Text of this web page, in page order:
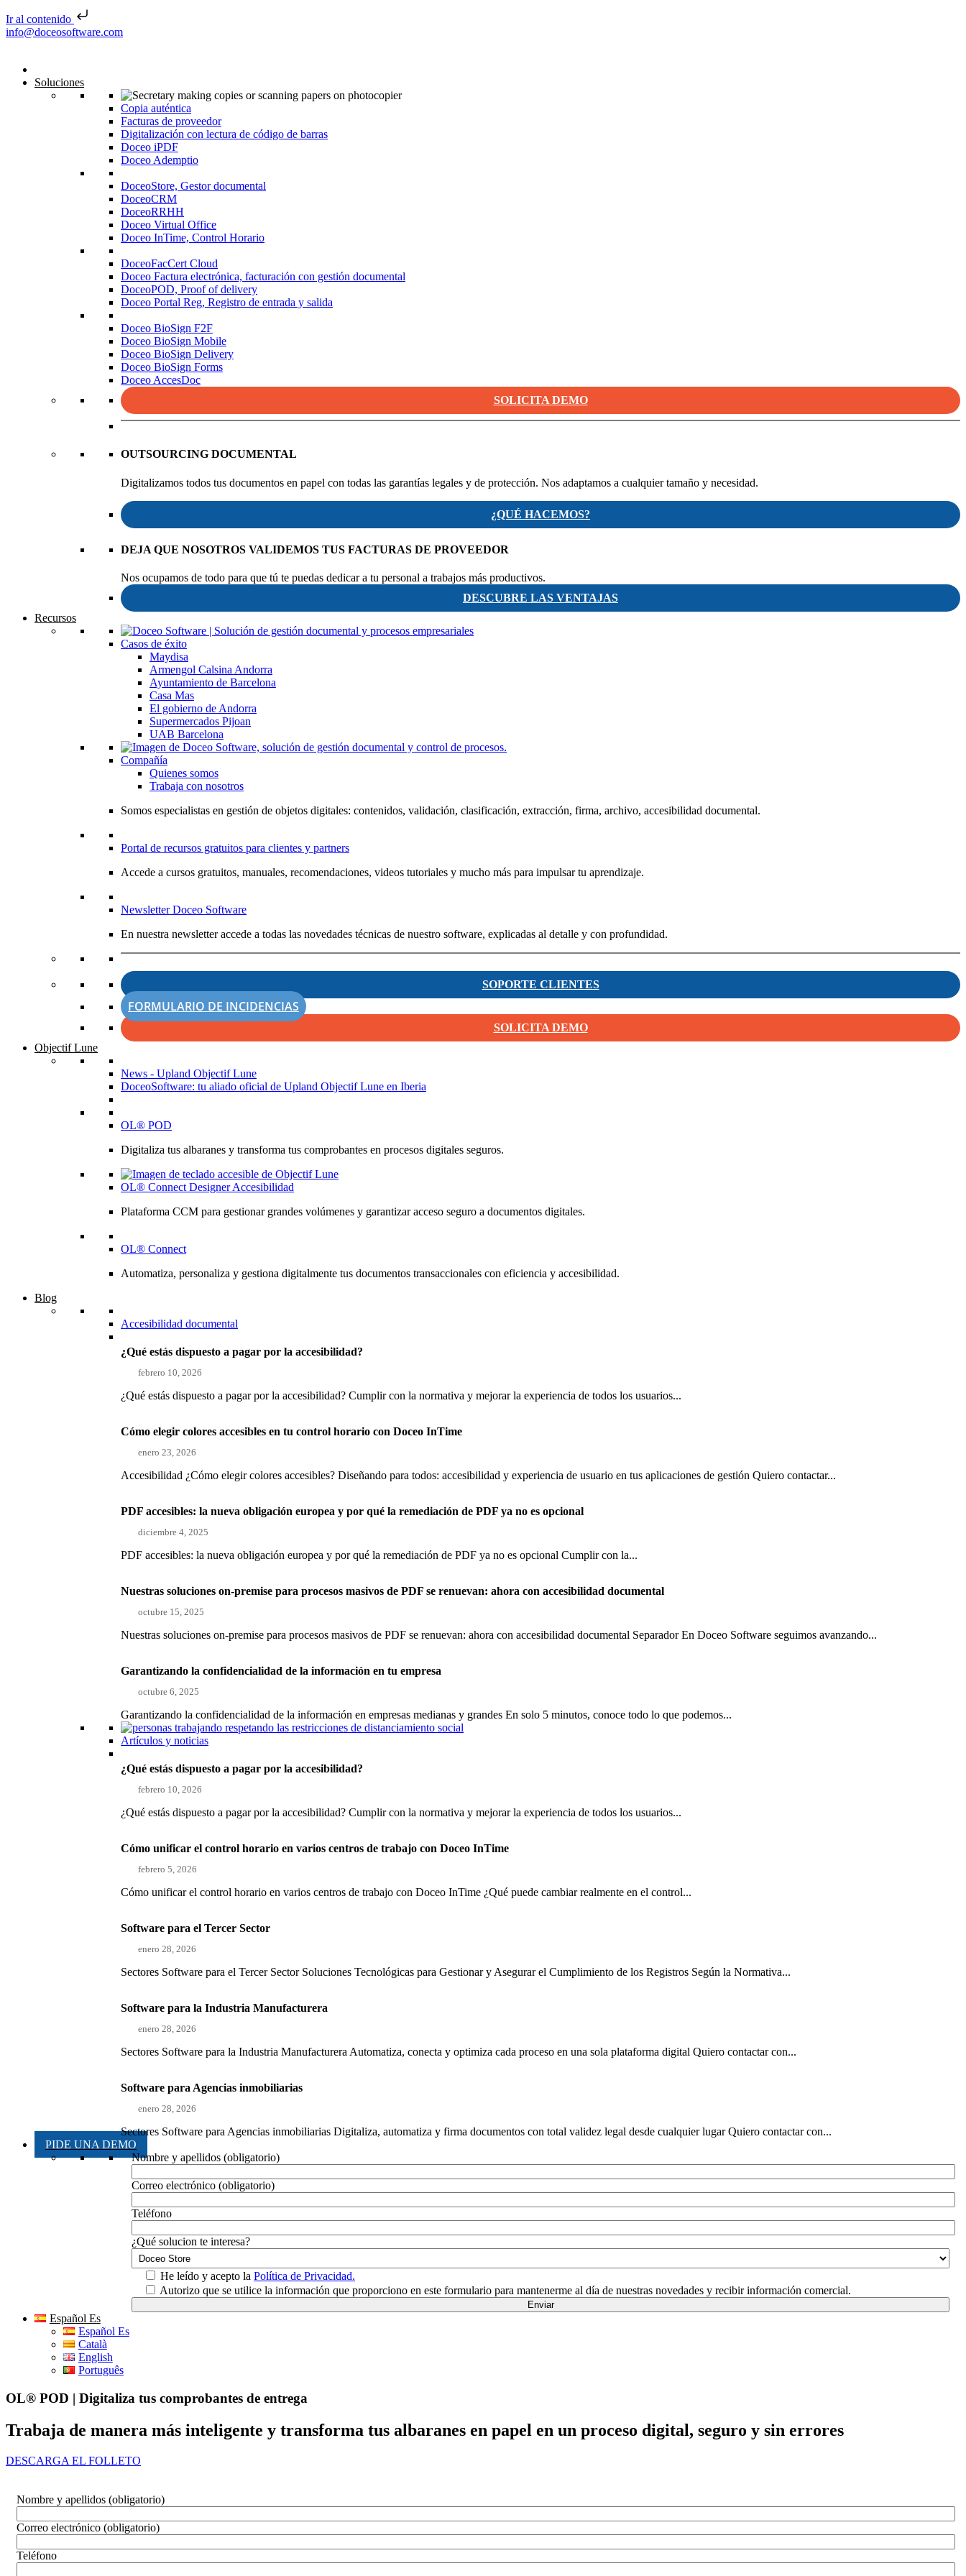
Ir al contenido
Saltar al contenido
info@doceosoftware.com
Soluciones
Copia auténtica
Facturas de proveedor
Digitalización con lectura de código de barras
Doceo iPDF
Doceo Ademptio
DoceoStore, Gestor documental
DoceoCRM
DoceoRRHH
Doceo Virtual Office
Doceo InTime, Control Horario
DoceoFacCert Cloud
Doceo Factura electrónica, facturación con gestión documental
DoceoPOD, Proof of delivery
Doceo Portal Reg, Registro de entrada y salida
Doceo BioSign F2F
Doceo BioSign Mobile
Doceo BioSign Delivery
Doceo BioSign Forms
Doceo AccesDoc
SOLICITA DEMO
OUTSOURCING DOCUMENTAL
Digitalizamos todos tus documentos en papel con todas las garantías legales y de protección. Nos adaptamos a cualquier tamaño y necesidad.
¿QUÉ HACEMOS?
DEJA QUE NOSOTROS VALIDEMOS TUS FACTURAS DE PROVEEDOR
Nos ocupamos de todo para que tú te puedas dedicar a tu personal a trabajos más productivos.
DESCUBRE LAS VENTAJAS
Recursos
Casos de éxito
Maydisa
Armengol Calsina Andorra
Ayuntamiento de Barcelona
Casa Mas
El gobierno de Andorra
Supermercados Pijoan
UAB Barcelona
Compañía
Quienes somos
Trabaja con nosotros
Somos especialistas en gestión de objetos digitales: contenidos, validación, clasificación, extracción, firma, archivo, accesibilidad documental.
Portal de recursos gratuitos para clientes y partners
Accede a cursos gratuitos, manuales, recomendaciones, videos tutoriales y mucho más para impulsar tu aprendizaje.
Newsletter Doceo Software
En nuestra newsletter accede a todas las novedades técnicas de nuestro software, explicadas al detalle y con profundidad.
SOPORTE CLIENTES
FORMULARIO DE INCIDENCIAS
SOLICITA DEMO
Objectif Lune
News - Upland Objectif Lune
DoceoSoftware: tu aliado oficial de Upland Objectif Lune en Iberia
OL® POD
Digitaliza tus albaranes y transforma tus comprobantes en procesos digitales seguros.
OL® Connect Designer Accesibilidad
Plataforma CCM para gestionar grandes volúmenes y garantizar acceso seguro a documentos digitales.
OL® Connect
Automatiza, personaliza y gestiona digitalmente tus documentos transaccionales con eficiencia y accesibilidad.
Blog
Accesibilidad documental
¿Qué estás dispuesto a pagar por la accesibilidad?
febrero 10, 2026
¿Qué estás dispuesto a pagar por la accesibilidad? Cumplir con la normativa y mejorar la experiencia de todos los usuarios...
Cómo elegir colores accesibles en tu control horario con Doceo InTime
enero 23, 2026
Accesibilidad ¿Cómo elegir colores accesibles? Diseñando para todos: accesibilidad y experiencia de usuario en tus aplicaciones de gestión Quiero contactar...
PDF accesibles: la nueva obligación europea y por qué la remediación de PDF ya no es opcional
diciembre 4, 2025
PDF accesibles: la nueva obligación europea y por qué la remediación de PDF ya no es opcional Cumplir con la...
Nuestras soluciones on-premise para procesos masivos de PDF se renuevan: ahora con accesibilidad documental
octubre 15, 2025
Nuestras soluciones on-premise para procesos masivos de PDF se renuevan: ahora con accesibilidad documental Separador En Doceo Software seguimos avanzando...
Garantizando la confidencialidad de la información en tu empresa
octubre 6, 2025
Garantizando la confidencialidad de la información en empresas medianas y grandes En solo 5 minutos, conoce todo lo que podemos...
Artículos y noticias
¿Qué estás dispuesto a pagar por la accesibilidad?
febrero 10, 2026
¿Qué estás dispuesto a pagar por la accesibilidad? Cumplir con la normativa y mejorar la experiencia de todos los usuarios...
Cómo unificar el control horario en varios centros de trabajo con Doceo InTime
febrero 5, 2026
Cómo unificar el control horario en varios centros de trabajo con Doceo InTime ¿Qué puede cambiar realmente en el control...
Software para el Tercer Sector
enero 28, 2026
Sectores Software para el Tercer Sector Soluciones Tecnológicas para Gestionar y Asegurar el Cumplimiento de los Registros Según la Normativa...
Software para la Industria Manufacturera
enero 28, 2026
Sectores Software para la Industria Manufacturera Automatiza, conecta y optimiza cada proceso en una sola plataforma digital Quiero contactar con...
Software para Agencias inmobiliarias
enero 28, 2026
Sectores Software para Agencias inmobiliarias Digitaliza, automatiza y firma documentos con total validez legal desde cualquier lugar Quiero contactar con...
PIDE UNA DEMO
Nombre y apellidos (obligatorio)
Correo electrónico (obligatorio)
Teléfono
¿Qué solucion te interesa?
He leído y acepto la Política de Privacidad.
Autorizo que se utilice la información que proporciono en este formulario para mantenerme al día de nuestras novedades y recibir información comercial.
Español Es
Español Es
Català
English
Português
OL® POD | Digitaliza tus comprobantes de entrega
Trabaja de manera más inteligente y transforma tus albaranes en papel en un proceso digital, seguro y sin errores
DESCARGA EL FOLLETO
Nombre y apellidos (obligatorio)
Correo electrónico (obligatorio)
Teléfono